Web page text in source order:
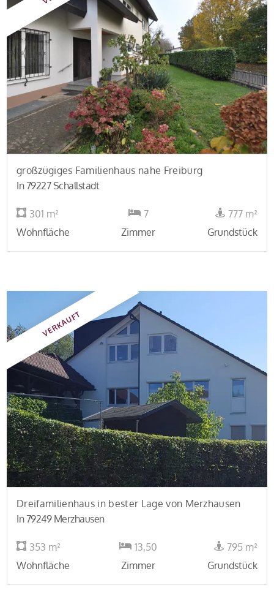
großzügiges Familienhaus nahe Freiburg
In 79227 Schallstadt
301 m²
Wohnfläche
7
Zimmer
777 m²
Grundstück
VERKAUFT
Dreifamilienhaus in bester Lage von Merzhausen
In 79249 Merzhausen
353 m²
Wohnfläche
13,50
Zimmer
795 m²
Grundstück